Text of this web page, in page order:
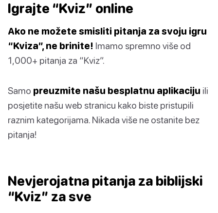
Igrajte “Kviz” online
Ako ne možete smisliti pitanja za svoju igru
“Kviza”, ne brinite! Imamo spremno više od
1,000+ pitanja za “Kviz”.
Samo preuzmite našu besplatnu aplikaciju ili
posjetite našu web stranicu kako biste pristupili
raznim kategorijama. Nikada više ne ostanite bez
pitanja!
Nevjerojatna pitanja za biblijski
“Kviz” za sve